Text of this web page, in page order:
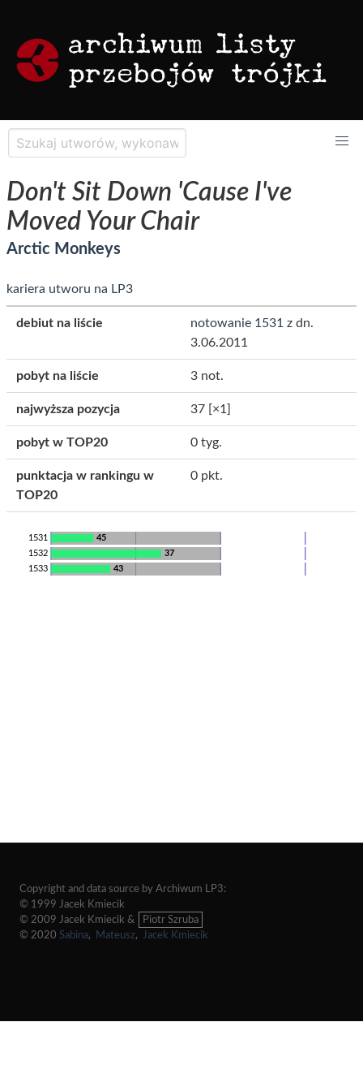
Don't Sit Down 'Cause I've
Moved Your Chair
Arctic Monkeys
kariera utworu na LP3
debiut na liście notowanie 1531 z dn.
3.06.2011
pobyt na liście 3 not.
najwyższa pozycja 37 [×1]
pobyt w TOP20 0 tyg.
punktacja w rankingu w
TOP20
0 pkt.
45
1531
37
1532
43
1533
Copyright and data source by Archiwum LP3:
© 1999 Jacek Kmiecik
© 2009 Jacek Kmiecik &
Piotr Szruba
© 2020 Sabina, Mateusz, Jacek Kmiecik